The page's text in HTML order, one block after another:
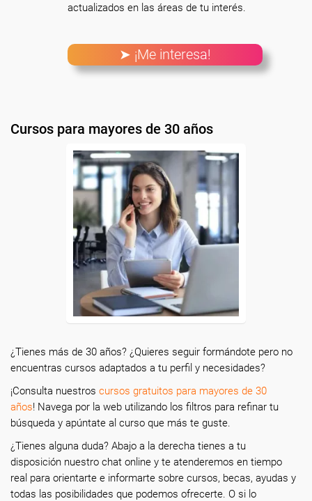
actualizados en las áreas de tu interés.
➤ ¡Me interesa!
Cursos para mayores de 30 años
¿Tienes más de 30 años? ¿Quieres seguir formándote pero no
encuentras cursos adaptados a tu perfil y necesidades?
¡Consulta nuestros cursos gratuitos para mayores de 30
años! Navega por la web utilizando los filtros para refinar tu
búsqueda y apúntate al curso que más te guste.
¿Tienes alguna duda? Abajo a la derecha tienes a tu
disposición nuestro chat online y te atenderemos en tiempo
real para orientarte e informarte sobre cursos, becas, ayudas y
todas las posibilidades que podemos ofrecerte. O si lo